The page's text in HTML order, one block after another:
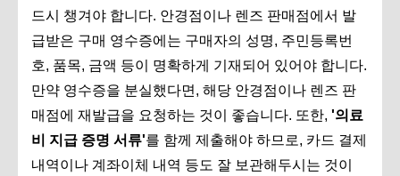
드시 챙겨야 합니다. 안경점이나 렌즈 판매점에서 발
급받은 구매 영수증에는 구매자의 성명, 주민등록번
호, 품목, 금액 등이 명확하게 기재되어 있어야 합니다.
만약 영수증을 분실했다면, 해당 안경점이나 렌즈 판
매점에 재발급을 요청하는 것이 좋습니다. 또한, '의료
비 지급 증명 서류'를 함께 제출해야 하므로, 카드 결제
내역이나 계좌이체 내역 등도 잘 보관해두시는 것이